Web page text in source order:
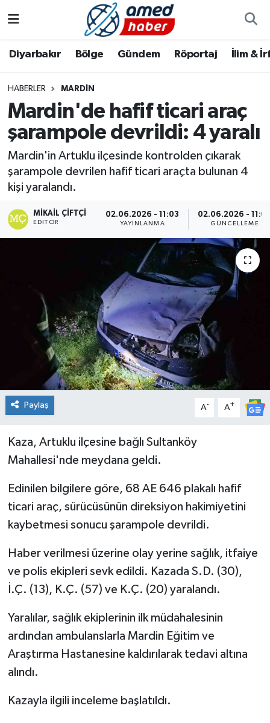
Diyarbakır Bölge Gündem Röportaj İlim &
HABERLER MARDIN
Mardin'de hafif ticari araç
şarampole devrildi: 4 yaralı
Mardin'in Artuklu ilçesinde kontrolden çıkarak
şarampole devrilen hafif ticari araçta bulunan 4
kişi yaralandı.
MIKAIL ÇIFTÇI
EDITÖR
02.06.2026 - 11:03
YAYINLANMA
02.06.2026 -
GÜNCELLEME
Paylaş A- A+
Kaza, Artuklu ilçesine bağlı Sultanköy
Mahallesi'nde meydana geldi.
Edinilen bilgilere göre, 68 AE 646 plakalı hafif
ticari araç, sürücüsünün direksiyon hakimiyetini
kaybetmesi sonucu şarampole devrildi.
Haber verilmesi üzerine olay yerine sağlık, itfaiye
ve polis ekipleri sevk edildi. Kazada S.D. (30),
İ.Ç. (13), K.Ç. (57) ve K.Ç. (20) yaralandı.
Yaralılar, sağlık ekiplerinin ilk müdahalesinin
ardından ambulanslarla Mardin Eğitim ve
Araştırma Hastanesine kaldırılarak tedavi altına
alındı.
Kazayla ilgili inceleme başlatıldı.
Bölge
Röportaj
Foto Galeri
Yazarlar
Aile
Asayiş
Bilim & Teknoloji
Bölge
Genel
Güncel
Gündem
İlim & İrfan
Kültür & Sanat
KURDÎ
Sağlık & Yaşam
Spor
Diyarbakır Hava Durumu
Diyarbakır Namaz Vakitleri
Diyarbakır Trafik Yoğunluk Haritası
Süper Lig Puan Durumu ve Fikstür